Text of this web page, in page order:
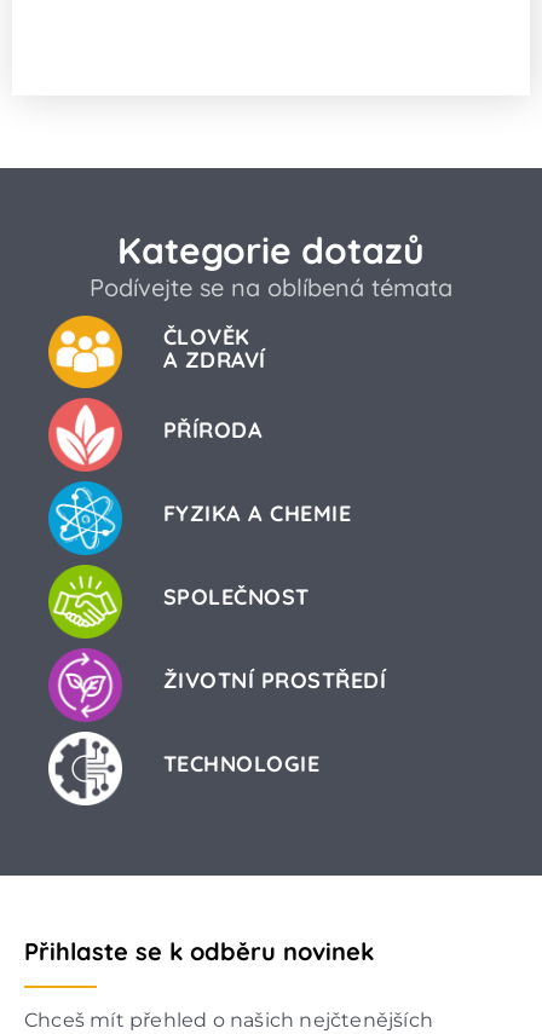
Kategorie dotazů
Podívejte se na oblíbená témata
ČLOVĚK
A ZDRAVÍ
PŘÍRODA
FYZIKA A CHEMIE
SPOLEČNOST
ŽIVOTNÍ PROSTŘEDÍ
TECHNOLOGIE
Přihlaste se k odběru novinek
Chceš mít přehled o našich nejčtenějších